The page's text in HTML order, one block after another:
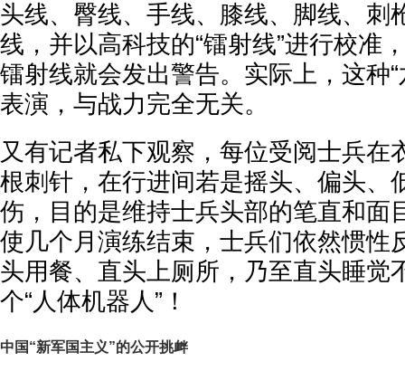
头线、臀线、手线、膝线、脚线、刺
线，并以高科技的“镭射线”进行校准
镭射线就会发出警告。实际上，这种
表演，与战力完全无关。
又有记者私下观察，每位受阅士兵在
根刺针，在行进间若是摇头、偏头、
伤，目的是维持士兵头部的笔直和面
使几个月演练结束，士兵们依然惯性
头用餐、直头上厕所，乃至直头睡觉
个“人体机器人”！
中国“新军国主义”的公开挑衅